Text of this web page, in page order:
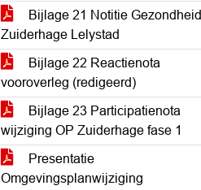
Bijlage 21 Notitie Gezondheid
Zuiderhage Lelystad
Bijlage 22 Reactienota
vooroverleg (redigeerd)
Bijlage 23 Participatienota
wijziging OP Zuiderhage fase 1
Presentatie
Omgevingsplanwijziging